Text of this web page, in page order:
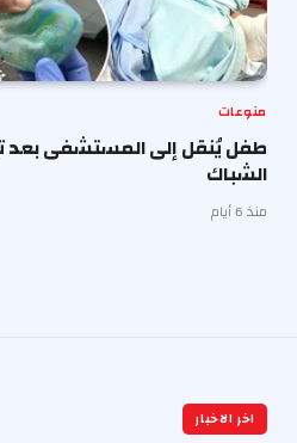
منوعات
طفل يُنقل إلى المستشفى
الشباك
منذ 6 أيام
اخر الاخبار